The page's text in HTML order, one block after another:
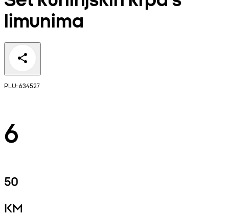
limunima
PLU: 634527
6
50
KM